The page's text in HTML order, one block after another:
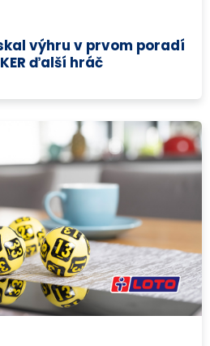
výhru v prvom poradí
ďalší hráč